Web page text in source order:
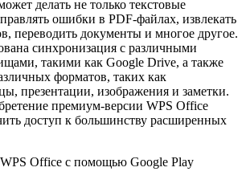
делать не только текстовые
ошибки в PDF-файлах, извлекать
переводить документы и многое другое.
синхронизация с различными
такими как Google Drive, а также
форматов, таких как
презентации, изображения и заметки.
премиум-версии WPS Office
доступ к большинству расширенных
Office с помощью Google Play